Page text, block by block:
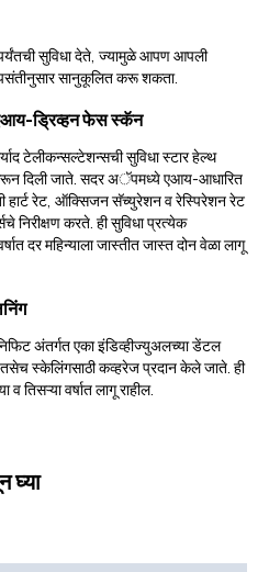
सुविधा देते, ज्यामुळे आपण आपली
सानुकूलित करू शकता.
ड्रिव्हन फेस स्कॅन
टेलीकन्सल्टेशन्सची सुविधा स्टार हेल्थ
दिली जाते. सदर अॅपमध्ये एआय-आधारित
रेट, ऑक्सिजन सॅच्युरेशन व रेस्पिरेशन रेट
निरीक्षण करते. ही सुविधा प्रत्येक
दर महिन्याला जास्तीत जास्त दोन वेळा लागू
अंतर्गत एका इंडिव्हीज्युअलच्या डेंटल
स्केलिंगसाठी कव्हरेज प्रदान केले जाते. ही
तिसऱ्या वर्षात लागू राहील.
घ्या